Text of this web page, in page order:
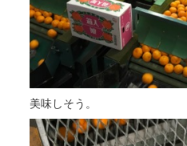
美味しそう。